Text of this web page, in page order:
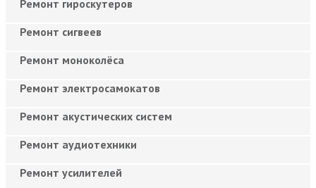
Ремонт гироскутеров
Ремонт сигвеев
Ремонт моноколёса
Ремонт электросамокатов
Ремонт акустических систем
Ремонт аудиотехники
Ремонт усилителей